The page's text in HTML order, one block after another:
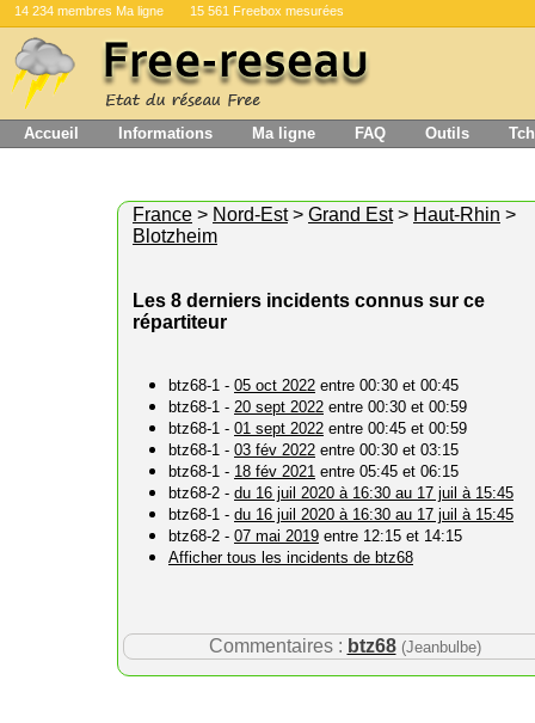
14 234 membres Ma ligne 15 561 Freebox mesurées
Accueil Informations Ma ligne FAQ Outils
France > Nord-Est> Grand Est> Haut-Rhin >
Blotzheim
Les 8 derniers incidents connus sur ce
répartiteur
btz68-1 - 05 oct 2022 entre 00:30 et 00:45
btz68-1 - 20 sept 2022 entre 00:30 et 00:59
btz68-1 - 01 sept 2022 entre 00:45 et 00:59
btz68-1 - 03 fév 2022 entre 00:30 et 03:15
btz68-1 - 18 fév 2021 entre 05:45 et 06:15
btz68-2 - du 16 juil 2020 à 16:30 au 17 juil à 15:45
btz68-1 - du 16 juil 2020 à 16:30 au 17 juil à 15:45
btz68-2 - 07 mai 2019 entre 12:15 et 14:15
Afficher tous les incidents de btz68
Commentaires : btz68 (Jeanbulbe)